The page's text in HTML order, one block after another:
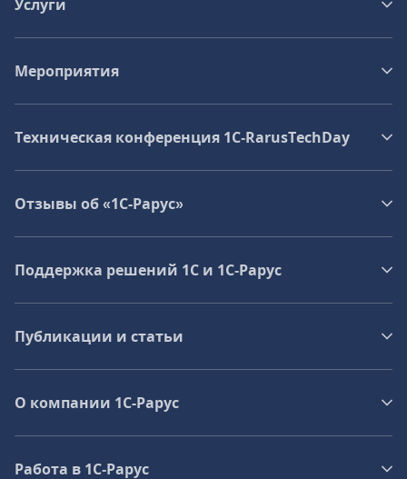
Услуги
Мероприятия
Техническая конференция 1C‑RarusTechDay
Отзывы об «1С-Рарус»
Поддержка решений 1С и 1С‑Рарус
Публикации и статьи
О компании 1C-Рарус
Работа в 1С‑Рарус